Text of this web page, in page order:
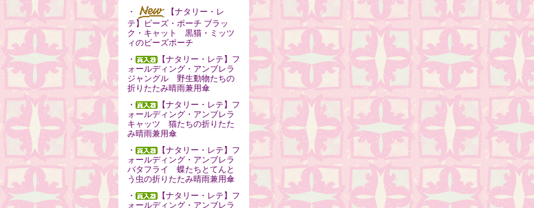
・
【ナタリー・レ
テ】ビーズ・ポーチ ブラッ
ク・キャット 黒猫・ミッツ
ィのビーズポーチ
・
【ナタリー・レテ】フ
ォールディング・アンブレラ
ジャングル 野生動物たちの
折りたたみ晴雨兼用傘
・
【ナタリー・レテ】フ
ォールディング・アンブレラ
キャッツ 猫たちの折りたた
み晴雨兼用傘
・
【ナタリー・レテ】フ
ォールディング・アンブレラ
バタフライ 蝶たちとてんと
う虫の折りたたみ晴雨兼用傘
・
【ナタリー・レテ】フ
ォールディング・アンブレラ